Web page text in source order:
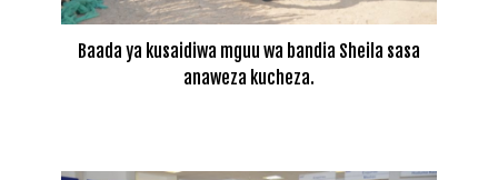
Baada ya kusaidiwa mguu wa bandia Sheila sasa
anaweza kucheza.